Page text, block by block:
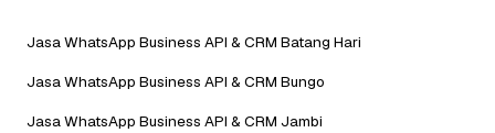
Jasa WhatsApp Business API & CRM Batang Hari
Jasa WhatsApp Business API & CRM Bungo
Jasa WhatsApp Business API & CRM Jambi